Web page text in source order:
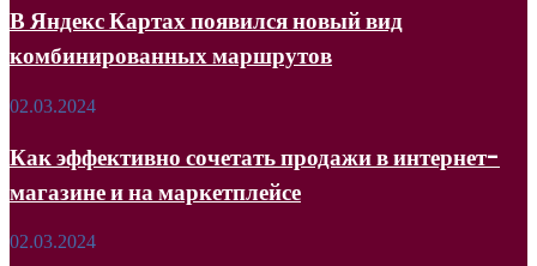
млрд
рублей
появился
новый
вид
маршрутов
В Яндекс Картах появился новый вид
комбинированных маршрутов
Как
сочетать
продажи
в
магазине
02.03.2024
Как эффективно сочетать продажи в интернет-
магазине и на маркетплейсе
Ozon
02.03.2024